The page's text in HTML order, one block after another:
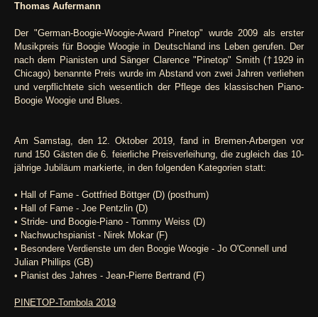
Thomas Aufermann
Der "German-Boogie-Woogie-Award Pinetop" wurde 2009 als erster
Musikpreis für Boogie Woogie in Deutschland ins Leben gerufen. Der
nach dem Pianisten und Sänger Clarence "Pinetop" Smith (†1929 in
Chicago) benannte Preis wurde im Abstand von zwei Jahren verliehen
und verpflichtete sich wesentlich der Pflege des klassischen Piano-
Boogie Woogie und Blues.
Am Samstag, den 12. Oktober 2019, fand in Bremen-Arbergen vor
rund 150 Gästen die 6. feierliche Preisverleihung, die zugleich das 10-
jährige Jubiläum markierte, in den folgenden Kategorien statt:
• Hall of Fame - Gottfried Böttger (D) (posthum)
• Hall of Fame - Joe Pentzlin (D)
• Stride- und Boogie-Piano - Tommy Weiss (D)
• Nachwuchspianist - Nirek Mokar (F)
• Besondere Verdienste um den Boogie Woogie - Jo O'Connell und
Julian Phillips (GB)
• Pianist des Jahres - Jean-Pierre Bertrand (F)
PINETOP-Tombola 2019